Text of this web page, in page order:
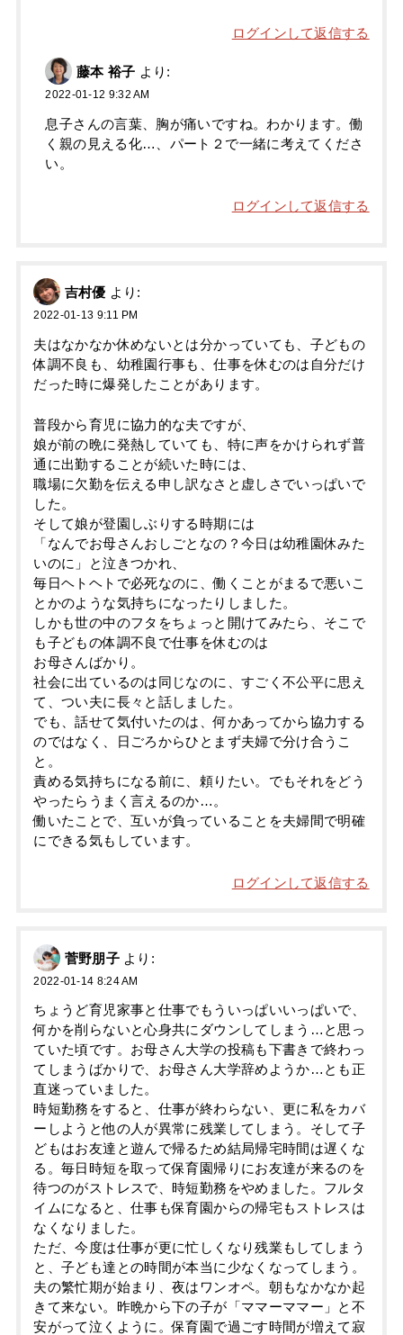
ログインして返信する
藤本 裕子 より:
2022-01-12 9:32 AM
息子さんの言葉、胸が痛いですね。わかります。働
く親の見える化…、パート２で一緒に考えてくださ
い。
ログインして返信する
吉村優 より:
2022-01-13 9:11 PM
夫はなかなか休めないとは分かっていても、子どもの
体調不良も、幼稚園行事も、仕事を休むのは自分だけ
だった時に爆発したことがあります。
普段から育児に協力的な夫ですが、
娘が前の晩に発熱していても、特に声をかけられず普
通に出勤することが続いた時には、
職場に欠勤を伝える申し訳なさと虚しさでいっぱいで
した。
そして娘が登園しぶりする時期には
「なんでお母さんおしごとなの？今日は幼稚園休みた
いのに」と泣きつかれ、
毎日ヘトヘトで必死なのに、働くことがまるで悪いこ
とかのような気持ちになったりしました。
しかも世の中のフタをちょっと開けてみたら、そこで
も子どもの体調不良で仕事を休むのは
お母さんばかり。
社会に出ているのは同じなのに、すごく不公平に思え
て、つい夫に長々と話しました。
でも、話せて気付いたのは、何かあってから協力する
のではなく、日ごろからひとまず夫婦で分け合うこ
と。
責める気持ちになる前に、頼りたい。でもそれをどう
やったらうまく言えるのか…。
働いたことで、互いが負っていることを夫婦間で明確
にできる気もしています。
ログインして返信する
菅野朋子 より:
2022-01-14 8:24 AM
ちょうど育児家事と仕事でもういっぱいいっぱいで、
何かを削らないと心身共にダウンしてしまう…と思っ
ていた頃です。お母さん大学の投稿も下書きで終わっ
てしまうばかりで、お母さん大学辞めようか…とも正
直迷っていました。
時短勤務をすると、仕事が終わらない、更に私をカバ
ーしようと他の人が異常に残業してしまう。そして子
どもはお友達と遊んで帰るため結局帰宅時間は遅くな
る。毎日時短を取って保育園帰りにお友達が来るのを
待つのがストレスで、時短勤務をやめました。フルタ
イムになると、仕事も保育園からの帰宅もストレスは
なくなりました。
ただ、今度は仕事が更に忙しくなり残業もしてしまう
と、子ども達との時間が本当に少なくなってしまう。
夫の繁忙期が始まり、夜はワンオペ。朝もなかなか起
きて来ない。昨晩から下の子が「ママーママー」と不
安がって泣くように。保育園で過ごす時間が増えて寂